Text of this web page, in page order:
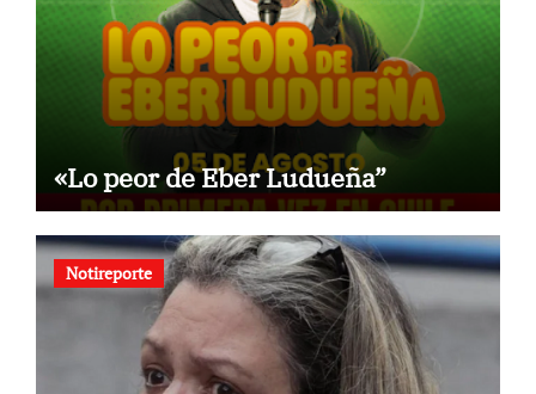
«Lo peor de Eber Ludueña”
Notireporte